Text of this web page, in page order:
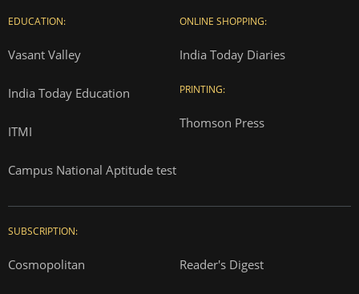
EDUCATION:
Vasant Valley
India Today Education
ITMI
Campus National Aptitude test
ONLINE SHOPPING:
India Today Diaries
PRINTING:
Thomson Press
SUBSCRIPTION:
Cosmopolitan Reader's Digest